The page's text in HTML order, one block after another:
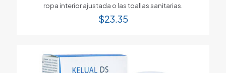
ropa interior ajustada o las toallas sanitarias.
$23.35